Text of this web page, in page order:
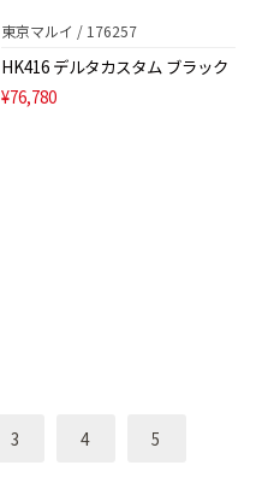
東京マルイ / 176257
HK416 デルタカスタム ブラック
¥76,780
3 4 5